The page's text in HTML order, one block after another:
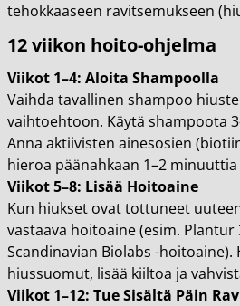
tehokkaaseen ravitsemukseen
12 viikon hoito-ohjelma
Viikot 1–4: Aloita Shampoolla
Vaihda tavallinen shampoo
vaihtoehtoon. Käytä shampoota
Anna aktiivisten ainesosien
hieroa päänahkaan 1–2
Viikot 5–8: Lisää Hoitoaine
Kun hiukset ovat tottuneet
vastaava hoitoaine (esim.
Scandinavian Biolabs -hoitoaine).
hiussuomut, lisää kiiltoa ja
Viikot 1–12: Tue Sisältä Päin